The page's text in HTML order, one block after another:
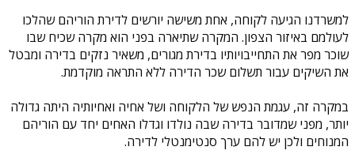
למשרדנו הגיעה לקוחה, אחת משישה יורשים לדירת הוריהם שהלכו
לעולמם באיזור הצפון. המקרה שתיארה בפני הוא מקרה שכיח שבו
שוכר מפר את התחייבויותיו בדירת מגורים, משאיר נזקים בדירה ומבטל
את השיקים עבור תשלום שכר הדירה ללא התראה מוקדמת.
במקרה זה, עגמת הנפש של הלקוחה ושל אחיה ואחיותיה היתה גדולה
יותר, מפני שמדובר בדירה שבה נולדו וגדלו האחים יחד עם הוריהם
המנוחים ולכן יש להם ערך סנטימנטלי לדירה.